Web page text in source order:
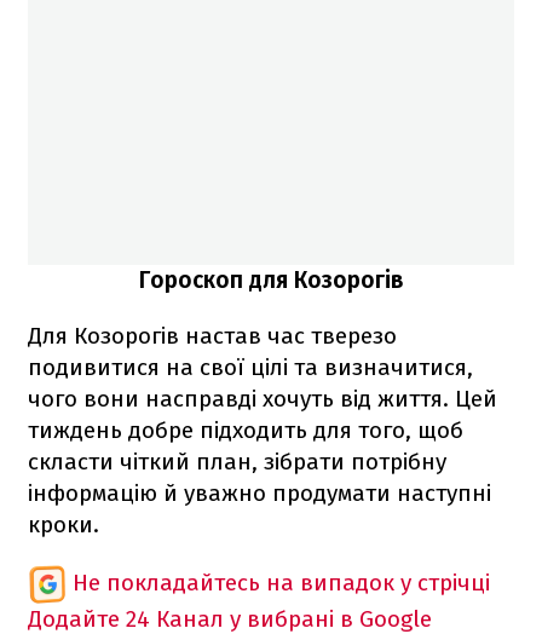
Гороскоп для Козорогів
Для Козорогів настав час тверезо
подивитися на свої цілі та визначитися,
чого вони насправді хочуть від життя. Цей
тиждень добре підходить для того, щоб
скласти чіткий план, зібрати потрібну
інформацію й уважно продумати наступні
кроки.
Не покладайтесь на випадок у стрічці
Додайте 24 Канал у вибрані в Google